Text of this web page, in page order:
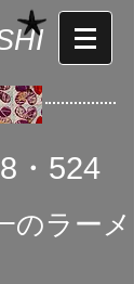
・524
のラーメ